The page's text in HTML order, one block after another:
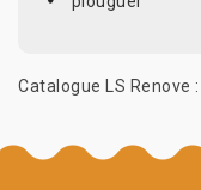
Catalogue LS Renove :